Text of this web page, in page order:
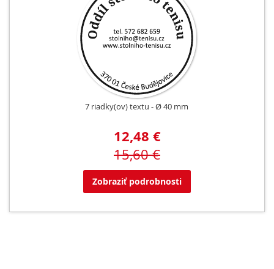
7 riadky(ov) textu Ø 40 mm
12,48 €
15,60 €
Zobraziť podrobnosti